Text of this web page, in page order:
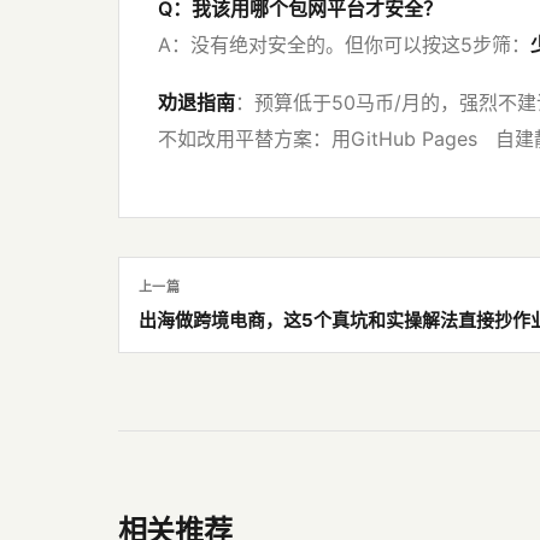
Q：我该用哪个包网平台才安全？
A：没有绝对安全的。但你可以按这5步筛：
劝退指南：预算低于50马币/月的，强烈不建
不如改用平替方案：用GitHub Pages 自建
上一篇
出海做跨境电商，这5个真坑和实操解法直接抄作
相关推荐